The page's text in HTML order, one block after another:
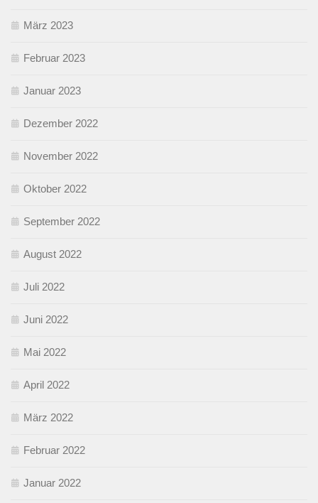
März 2023
Februar 2023
Januar 2023
Dezember 2022
November 2022
Oktober 2022
September 2022
August 2022
Juli 2022
Juni 2022
Mai 2022
April 2022
März 2022
Februar 2022
Januar 2022